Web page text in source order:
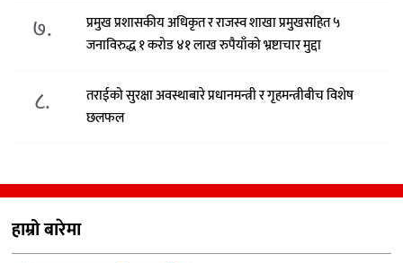
७.
प्रमुख प्रशासकीय अधिकृत र राजस्व शाखा प्रमुखसहित ५
जनाविरुद्ध १ करोड ४१ लाख रुपैयाँको भ्रष्टाचार मुद्दा
८.
तराईको सुरक्षा अवस्थाबारे प्रधानमन्त्री र गृहमन्त्रीबीच विशेष
छलफल
हाम्रो बारेमा